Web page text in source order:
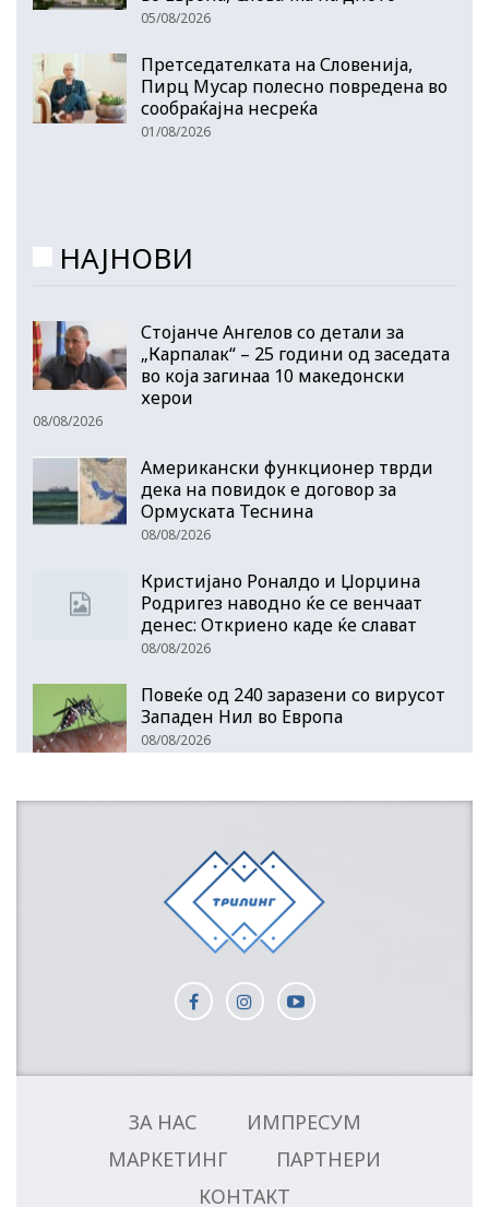
05/08/2026
Претседателката на Словенија,
Пирц Мусар полесно повредена во
сообраќајна несреќа
01/08/2026
НАЈНОВИ
Стојанче Ангелов со детали за
„Карпалак“ – 25 години од заседата
во која загинаа 10 македонски
херои
08/08/2026
Американски функционер тврди
дека на повидок е договор за
Ормуската Теснина
08/08/2026
Кристијано Роналдо и Џорџина
Родригез наводно ќе се венчаат
денес: Откриено каде ќе слават
08/08/2026
Повеќе од 240 заразени со вирусот
Западен Нил во Европа
08/08/2026
ЗА НАС
ИМПРЕСУМ
МАРКЕТИНГ
ПАРТНЕРИ
КОНТАКТ